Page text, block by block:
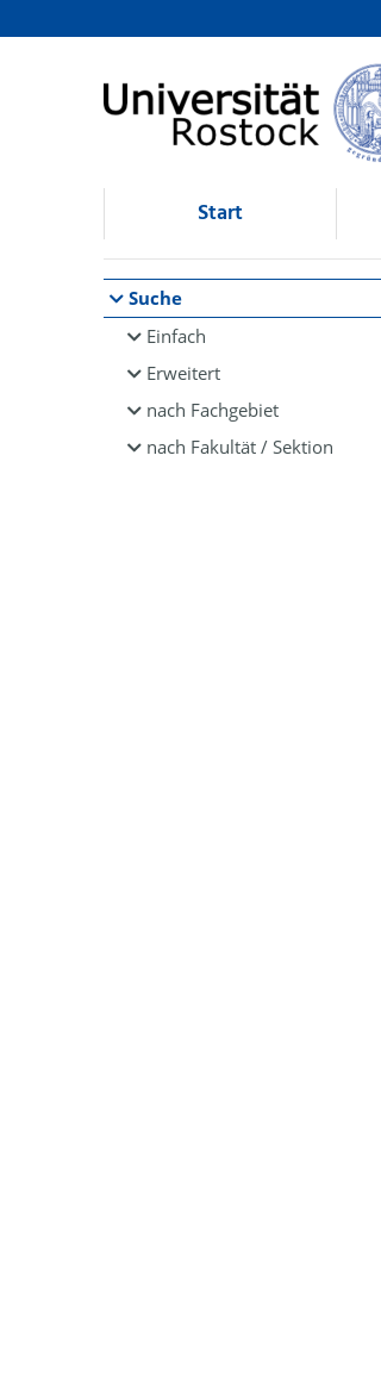
Browsen
direkt zum Inhalt
Start
Suche
Einfach
Erweitert
nach Fachgebiet
nach Fakultät / Sektion